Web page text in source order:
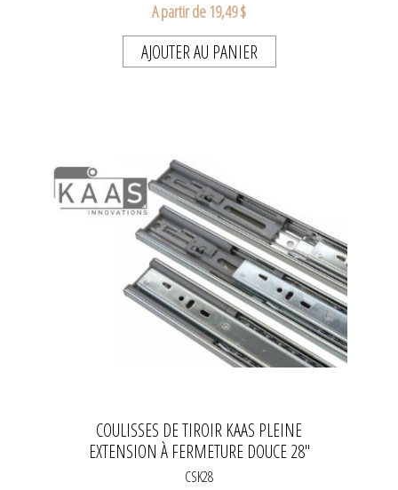
A partir de 19,49 $
AJOUTER AU PANIER
COULISSES DE TIROIR KAAS PLEINE
EXTENSION À FERMETURE DOUCE 28"
CSK28